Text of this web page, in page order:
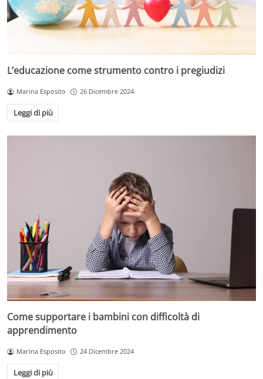
L’educazione come strumento contro i pregiudizi
Marina Esposito 26 Dicembre 2024
Leggi di più
Come supportare i bambini con difficoltà di
apprendimento
Marina Esposito 24 Dicembre 2024
Leggi di più